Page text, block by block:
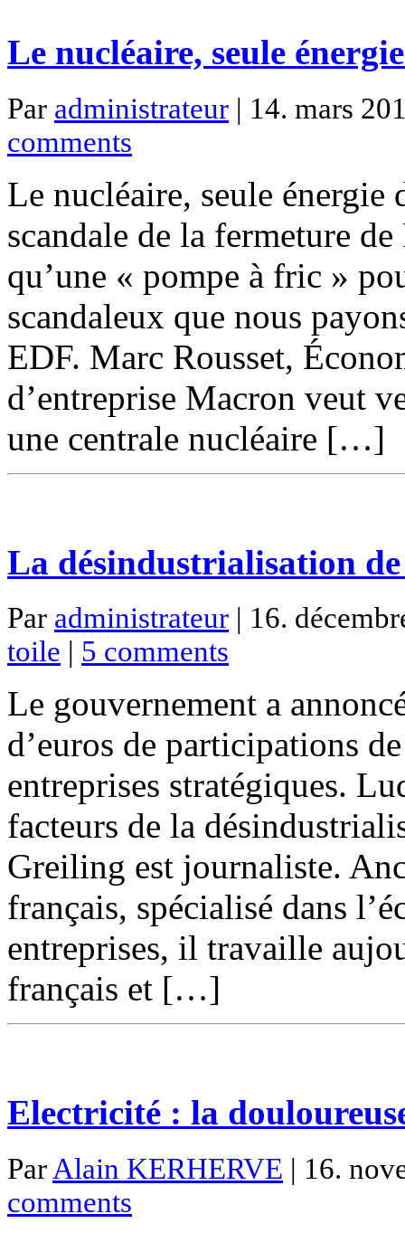
Le nucléaire, seule
Par administrateur | 14. mars
comments
Le nucléaire, seule énergie
scandale de la fermeture
qu’une « pompe à fric »
scandaleux que nous
EDF. Marc Rousset,
d’entreprise Macron veut
une centrale nucléaire […]
La désindustrialisation
Par administrateur | 16.
toile | 5 comments
Le gouvernement a
d’euros de participations
entreprises stratégiques.
facteurs de la
Greiling est journaliste.
français, spécialisé dans
entreprises, il travaille
français et […]
Electricité : la
Par Alain KERHERVE | 16.
comments